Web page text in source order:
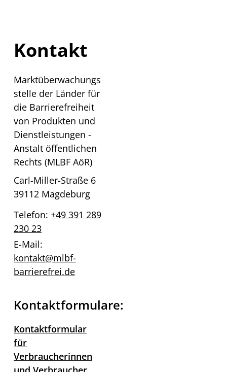
Kontakt
Marktüberwachungs
stelle der Länder für
die Barrierefreiheit
von Produkten und
Dienstleistungen -
Anstalt öffentlichen
Rechts (MLBF AöR)
Carl-Miller-Straße 6
39112 Magdeburg
Telefon: +49 391 289
230 23
E-Mail:
kontakt@mlbf-
barrierefrei.de
Kontaktformulare:
Kontaktformular
für
Verbraucherinnen